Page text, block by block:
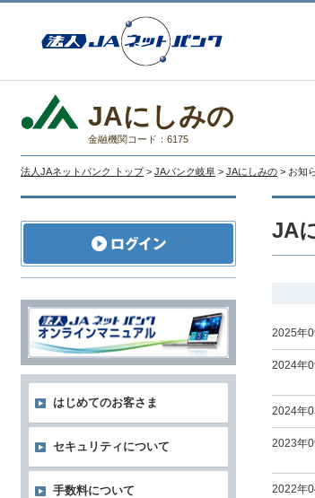
JAにしみの
金融機関コード：6175
法人JAネットバンク トップ > JAバンク岐阜 > JAにしみの > お知
JA
2025年
2024年
2024年
2023年
2022年
はじめてのお客さま
セキュリティについて
手数料について